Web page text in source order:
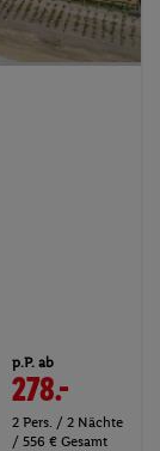
p.P. ab
278.-
2 Pers. / 2 Nächte
/ 556 € Gesamt